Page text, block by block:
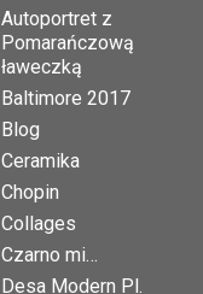
Autoportret z
Pomarańczową
ławeczką
Baltimore 2017
Blog
Ceramika
Chopin
Collages
Czarno mi…
Desa Modern Pl.